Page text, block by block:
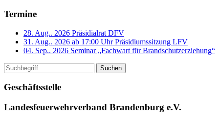
Termine
28. Aug.. 2026 Präsidialrat DFV
31. Aug.. 2026 ab 17:00 Uhr Präsidiumssitzung LFV
04. Sep.. 2026 Seminar „Fachwart für Brandschutzerziehung“
Suchen
Geschäftsstelle
Landesfeuerwehrverband Brandenburg e.V.